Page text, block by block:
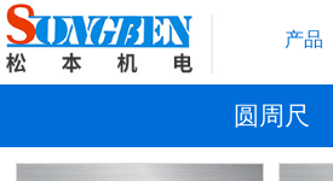
产品
圆周尺